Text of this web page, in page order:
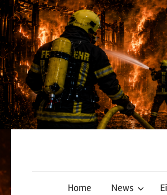
Zum
Inhalt
springen
Home News